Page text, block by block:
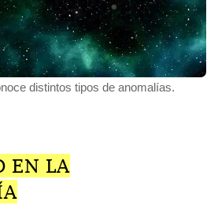
distintos tipos de anomalías.
EN LA